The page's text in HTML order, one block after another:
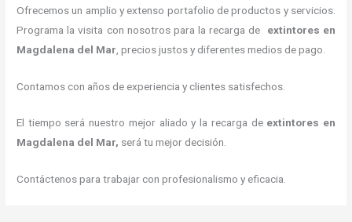
Ofrecemos un amplio y extenso portafolio de productos y servicios.
Programa la visita con nosotros para la recarga de extintores en
Magdalena del Mar , precios justos y diferentes medios de pago.
Contamos con años de experiencia y clientes satisfechos.
El tiempo será nuestro mejor aliado y la recarga de extintores en
Magdalena del Mar, será tu mejor decisión.
Contáctenos para trabajar con profesionalismo y eficacia.